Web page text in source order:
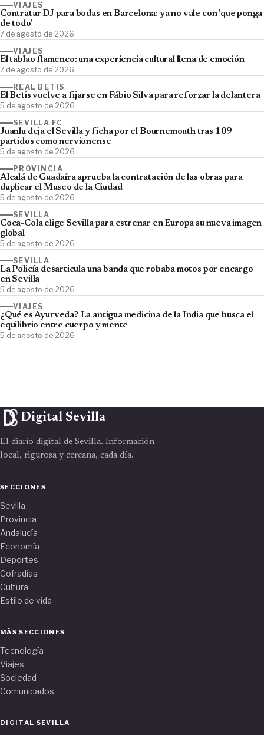
VIAJES
Contratar DJ para bodas en Barcelona: ya no vale con 'que ponga
de todo'
7 de agosto de 2026
VIAJES
El tablao flamenco: una experiencia cultural llena de emoción
7 de agosto de 2026
REAL BETIS
El Betis vuelve a fijarse en Fábio Silva para reforzar la delantera
5 de agosto de 2026
SEVILLA FC
Juanlu deja el Sevilla y ficha por el Bournemouth tras 109
partidos como nervionense
5 de agosto de 2026
PROVINCIA
Alcalá de Guadaíra aprueba la contratación de las obras para
duplicar el Museo de la Ciudad
5 de agosto de 2026
SEVILLA
Coca-Cola elige Sevilla para estrenar en Europa su nueva imagen
global
5 de agosto de 2026
SEVILLA
La Policía desarticula una banda que robaba motos por encargo
en Sevilla
5 de agosto de 2026
VIAJES
¿Qué es Ayurveda? La antigua medicina de la India que busca el
equilibrio entre cuerpo y mente
5 de agosto de 2026
Digital Sevilla
El diario digital de Sevilla. Información
local, rigurosa y cercana, cada día.
SECCIONES
Sevilla
Provincia
Andalucía
Economía
Deportes
Cofradías
Cultura
Estilo de vida
MÁS SECCIONES
Tecnología
Viajes
Sociedad
Comunicados
DIGITAL SEVILLA